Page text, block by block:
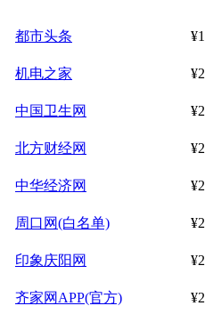
都市头条
机电之家
中国卫生网
北方财经网
中华经济网
周口网(白名单)
印象庆阳网
齐家网APP(官方)